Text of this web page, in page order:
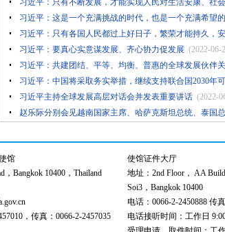
习近平：只有不断发展，才能实现人民对生活安康、社
习近平：这是一个充满挑战的时代，也是一个充满希望
习近平：只有各国人民都过上好日子，繁荣才能持久，
习近平：要真心实意谋发展、齐心协力促发展 (2022-06-
习近平：共建团结、平等、均衡、普惠的全球发展伙伴
习近平：中国将采取务实举措，继续支持联合国2030年
习近平主持全球发展高层对话会并发表重要讲话 (2022-
赵乐际分别会见越南国家主席、哈萨克斯坦总统、泰国
馆
，Bangkok 10400，Thailand
，传真：0066-2-2457035
使馆证件大厅
地址：2nd Floor， AA
Soi3，Bangkok 10400
电话：0066-2-2450888 传
电话接听时间：工作日